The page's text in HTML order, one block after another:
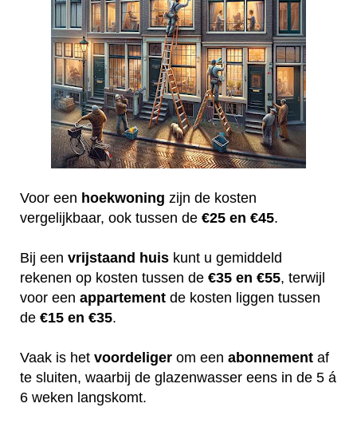
Voor een hoekwoning zijn de kosten
vergelijkbaar, ook tussen de €25 en €45.
Bij een vrijstaand huis kunt u gemiddeld
rekenen op kosten tussen de €35 en €55, terwijl
voor een appartement de kosten liggen tussen
de €15 en €35.
Vaak is het voordeliger om een abonnement af
te sluiten, waarbij de glazenwasser eens in de 5 á
6 weken langskomt.